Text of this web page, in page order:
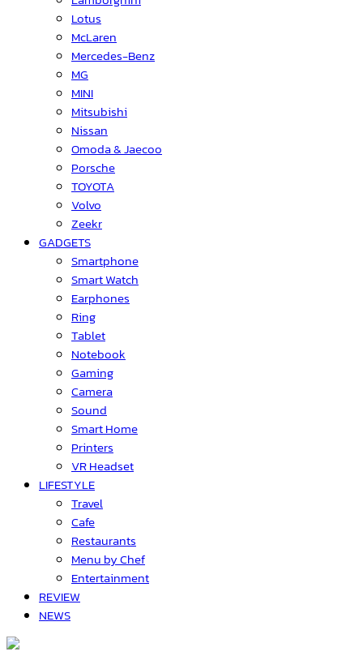
Lotus
McLaren
Mercedes-Benz
MG
MINI
Mitsubishi
Nissan
Omoda & Jaecoo
Porsche
TOYOTA
Volvo
Zeekr
GADGETS
Smartphone
Smart Watch
Earphones
Ring
Tablet
Notebook
Gaming
Camera
Sound
Smart Home
Printers
VR Headset
LIFESTYLE
Travel
Cafe
Restaurants
Menu by Chef
Entertainment
REVIEW
NEWS